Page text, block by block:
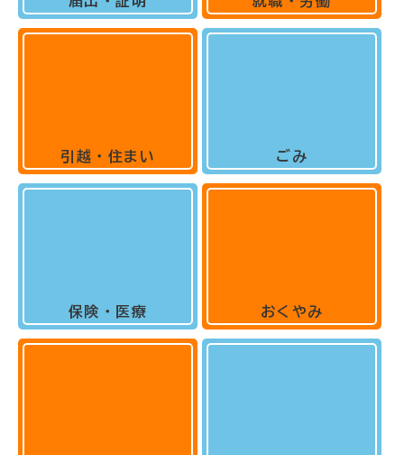
引越・住まい
保険・医療
ごみ
おくやみ